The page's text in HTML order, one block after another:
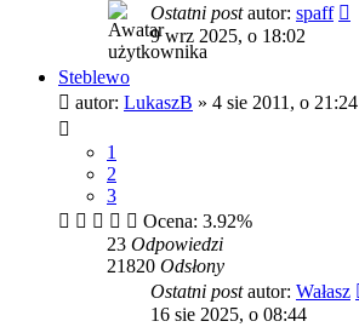
Ostatni postautor: spaff
9 wrz 2025, o 18:02
Steblewo
autor: LukaszB » 4 sie 2011, o 21:24
1
2
3
Ocena: 3.92%
23 Odpowiedzi
21820 Odsłony
Ostatni postautor: Wałasz
16 sie 2025, o 08:44